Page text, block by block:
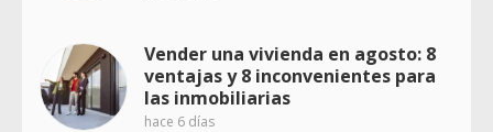
Vender una vivienda en agosto: 8
ventajas y 8 inconvenientes para
las inmobiliarias
hace 6 días